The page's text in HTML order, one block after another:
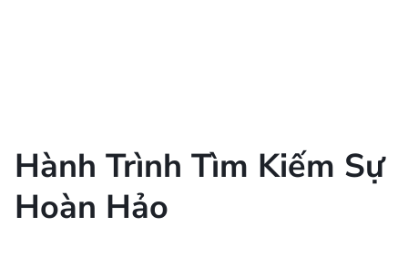
Hành Trình Tìm Kiếm Sự
Hoàn Hảo